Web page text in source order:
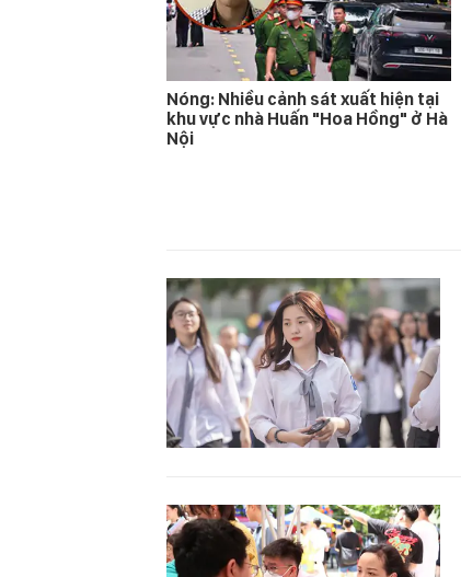
Nóng: Nhiều cảnh sát xuất hiện tại
khu vực nhà Huấn "Hoa Hồng" ở Hà
Nội